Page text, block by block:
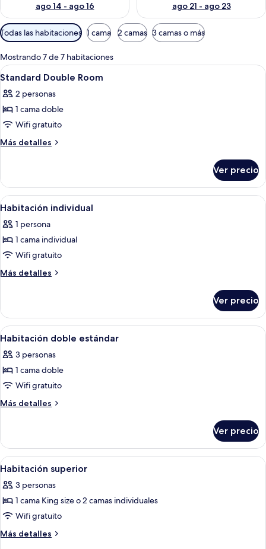
ago 14 - ago 16
ago 21 - ago 23
Filtros
disponibles
para
las
habitaciones
Todas las habitaciones 1 cama 2 camas 3 camas o más
Mostrando 7 de 7 habitaciones
Abrir
todas
las
fotos
de
Standard
Una cama bien tendida con
7
Standard Double Room
2 personas
1 cama doble
Wifi gratuito
Más detalles
Más
Double
Room
Ver precio
Abrir
todas
las
fotos
de
Habitación
Una habitación de hotel con cama,
5
Habitación individual
1 persona
1 cama individual
Wifi gratuito
Más detalles
Más
individual
Ver precio
Abrir
todas
las
fotos
de
Habitación
Un dormitorio con una cama, dos
7
Habitación doble estándar
3 personas
1 cama doble
Wifi gratuito
Más detalles
Más
doble
estándar
Ver precio
Abrir
todas
las
fotos
de
Habitación
Una habitación de hotel con una
6
Habitación superior
3 personas
1 cama King size o 2 camas individuales
Wifi gratuito
Más detalles
Más